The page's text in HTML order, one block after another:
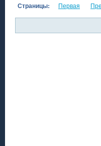
Страницы: Первая